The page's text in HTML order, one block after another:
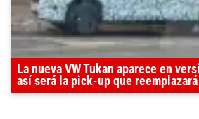
La nueva VW Tukan aparece en
así será la pick-up que